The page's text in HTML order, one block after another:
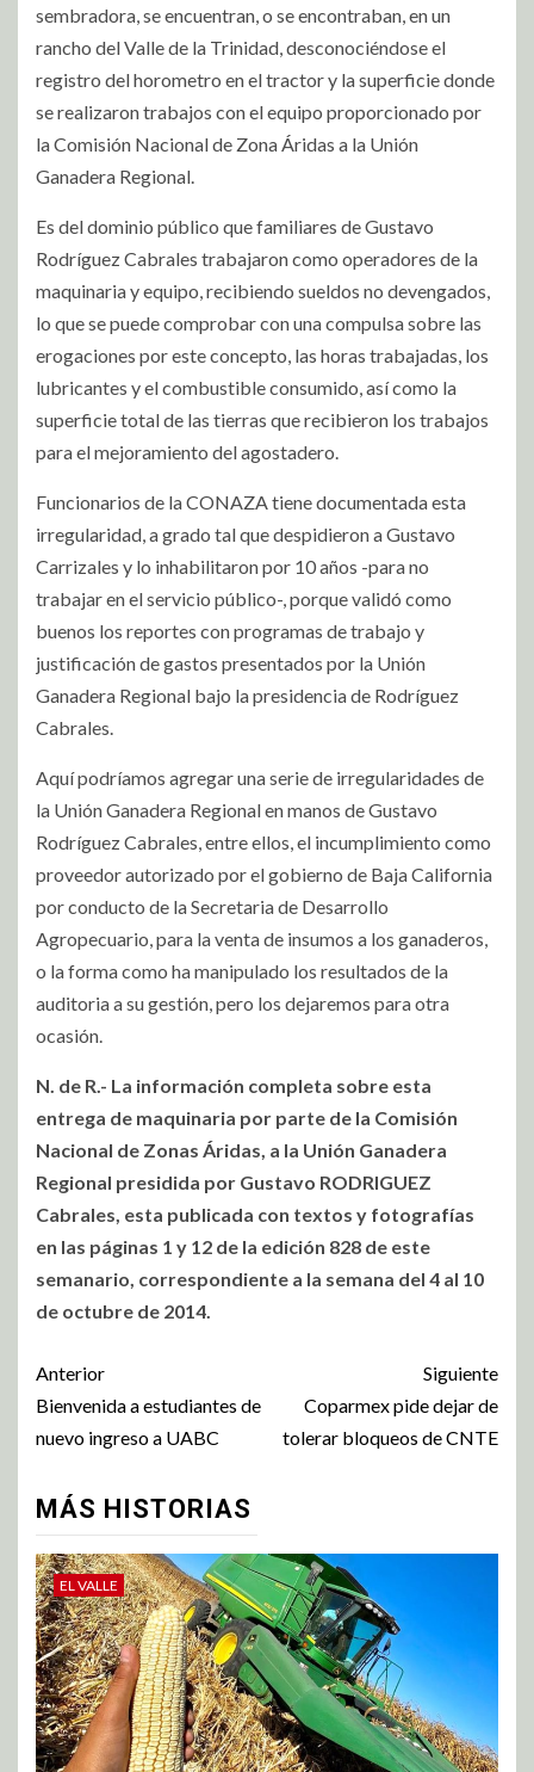
sembradora, se encuentran, o se encontraban, en un
rancho del Valle de la Trinidad, desconociéndose el
registro del horometro en el tractor y la superficie donde
se realizaron trabajos con el equipo proporcionado por
la Comisión Nacional de Zona Áridas a la Unión
Ganadera Regional.
Es del dominio público que familiares de Gustavo
Rodríguez Cabrales trabajaron como operadores de la
maquinaria y equipo, recibiendo sueldos no devengados,
lo que se puede comprobar con una compulsa sobre las
erogaciones por este concepto, las horas trabajadas, los
lubricantes y el combustible consumido, así como la
superficie total de las tierras que recibieron los trabajos
para el mejoramiento del agostadero.
Funcionarios de la CONAZA tiene documentada esta
irregularidad, a grado tal que despidieron a Gustavo
Carrizales y lo inhabilitaron por 10 años -para no
trabajar en el servicio público-, porque validó como
buenos los reportes con programas de trabajo y
justificación de gastos presentados por la Unión
Ganadera Regional bajo la presidencia de Rodríguez
Cabrales.
Aquí podríamos agregar una serie de irregularidades de
la Unión Ganadera Regional en manos de Gustavo
Rodríguez Cabrales, entre ellos, el incumplimiento como
proveedor autorizado por el gobierno de Baja California
por conducto de la Secretaria de Desarrollo
Agropecuario, para la venta de insumos a los ganaderos,
o la forma como ha manipulado los resultados de la
auditoria a su gestión, pero los dejaremos para otra
ocasión.
N. de R.- La información completa sobre esta
entrega de maquinaria por parte de la Comisión
Nacional de Zonas Áridas, a la Unión Ganadera
Regional presidida por Gustavo RODRIGUEZ
Cabrales, esta publicada con textos y fotografías
en las páginas 1 y 12 de la edición 828 de este
semanario, correspondiente a la semana del 4 al 10
de octubre de 2014.
Anterior
Bienvenida a estudiantes de
nuevo ingreso a UABC
Siguiente
Coparmex pide dejar de
tolerar bloqueos de CNTE
MÁS HISTORIAS
EL VALLE